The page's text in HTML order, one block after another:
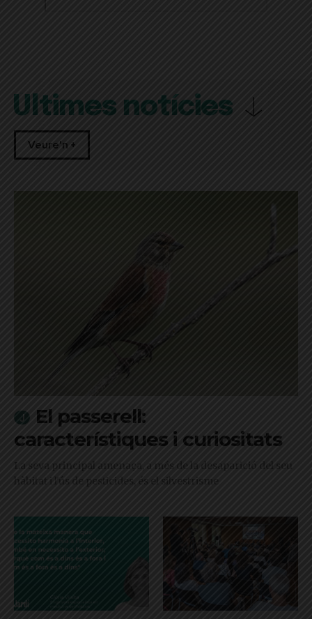
Últimes notícies
Veure'n +
El passerell:
característiques i curiositats
La seva principal amenaça, a més de la desaparició del seu
hàbitat i l'ús de pesticides, és el silvestrisme